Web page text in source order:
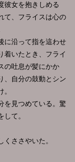
彼女を抱きしめる
て、フライスは心の
に沿って指を這わせ
着いたとき、フライ
の吐息が髪にかか
、自分の鼓動とシン
を見つめている。驚
て。
ささやいた。